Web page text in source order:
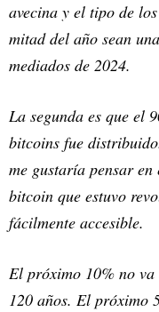
avecina y el tipo de
mitad del año sean
mediados de 2024.
La segunda es que el
bitcoins fue
me gustaría pensar
bitcoin que estuvo
fácilmente accesible.
El próximo 10% no
120 años. El próximo